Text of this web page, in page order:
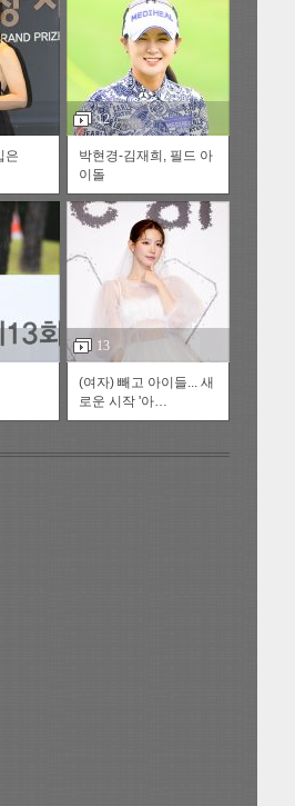
스투펀
자동넘 재 정
은
12
박현경-김재희, 필드 아
이돌
13
(여자) 빼고 아이들... 새
로운 시작 '아…